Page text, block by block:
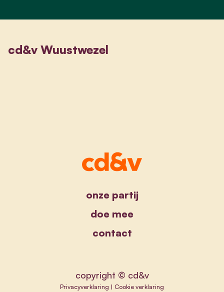
cd&v Wuustwezel
onze partij
doe mee
contact
copyright © cd&v
Privacyverklaring | Cookie verklaring